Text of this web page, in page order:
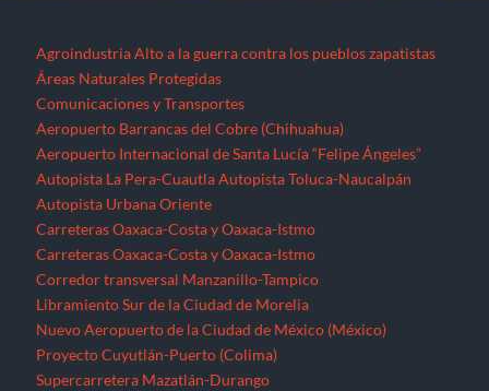
Agroindustria Alto a la guerra contra los pueblos zapatistas
Áreas Naturales Protegidas
Comunicaciones y Transportes
Aeropuerto Barrancas del Cobre (Chihuahua)
Aeropuerto Internacional de Santa Lucía “Felipe Ángeles”
Autopista La Pera-Cuautla Autopista Toluca-Naucalpán
Autopista Urbana Oriente
Carreteras Oaxaca-Costa y Oaxaca-Istmo
Carreteras Oaxaca-Costa y Oaxaca-Istmo
Corredor transversal Manzanillo-Tampico
Libramiento Sur de la Ciudad de Morelia
Nuevo Aeropuerto de la Ciudad de México (México)
Proyecto Cuyutlán-Puerto (Colima)
Supercarretera Mazatlán-Durango